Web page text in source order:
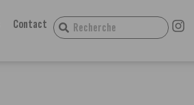
Contact